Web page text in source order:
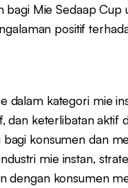
Mie Sedaap Cup
positif
dalam kategori mie
dan keterlibatan aktif
konsumen dan
mie instan,
dengan konsumen